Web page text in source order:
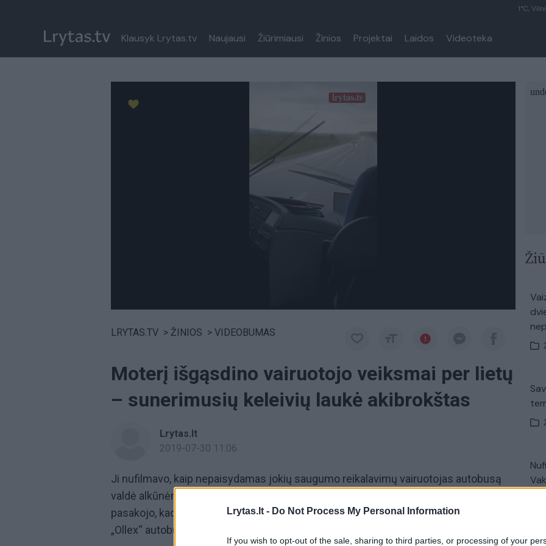
Lrytas.lt - Do Not Process My Personal Information
If you wish to opt-out of the sale, sharing to third parties, or processing of your
1°C,
Klausyk Lrytas.tv Naujausi Žiūrimiausi Žinios Projektai Laidos Videoteka
LRYTAS.TV > ŽINIOS > VIDEOBUMAS
Moterį išgąsdino vairuotojo veiksmai per lietų
– sunerimusių keleivių laukė akibrokštas
Lrytas.lt
2019-07-30 11:06
Ji nufilmavo, kaip nepaisydamas jokių saugumo reikalavimų vairuotojas autobusą
valdė alkūnėmis ir tuo pat metu žiūrėjo ne į kelią, o į telefono ekraną. Moteris
pasakojo, kad visa tai įvyko liepos 16 dieną. 18 val. 30 min. ji išvažiavo iš Rygos su
„Ollex“ autobusu į Šiaulius.
V.